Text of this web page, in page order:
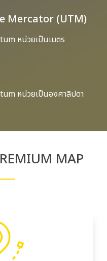
Mercator (UTM)
หน่วยเป็นเมตร
หน่วยเป็นองศาลิปดา
MAP